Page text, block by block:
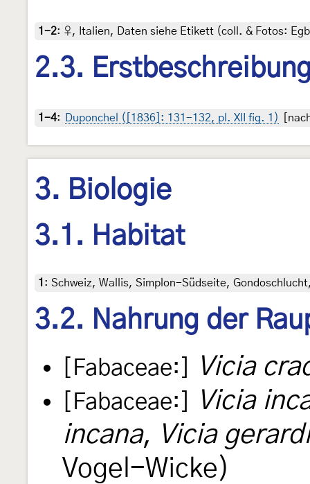
1-2: ♀, Italien, Daten siehe Etikett (coll. & Fotos:
2.3.
1-4: Duponchel ([1836]: 131-132, pl. XII fig. 1)
3. Biologie
3.1. Habitat
1 : Schweiz, Wallis, Simplon-Südseite,
3.2. Nahrung der
[Fabaceae:] Vicia
[Fabaceae:]
Vicia
incana, Vicia
Vogel-Wicke)